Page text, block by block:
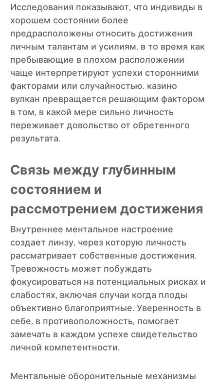
Исследования показывают, что индивиды в
хорошем состоянии более
предрасположены относить достижения
личным талантам и усилиям, в то время как
пребывающие в плохом расположении
чаще интерпретируют успехи сторонними
факторами или случайностью. казино
вулкан превращается решающим фактором
в том, в какой мере сильно личность
переживает довольство от обретенного
результата.
Связь между глубинным
состоянием и
рассмотрением достижения
Внутреннее ментальное настроение
создает линзу, через которую личность
рассматривает собственные достижения.
Тревожность может побуждать
фокусироваться на потенциальных рисках и
слабостях, включая случаи когда плоды
объективно благоприятные. Уверенность в
себе, в противоположность, помогает
замечать в каждом успехе свидетельство
личной компетентности.
Ментальные оборонительные механизмы